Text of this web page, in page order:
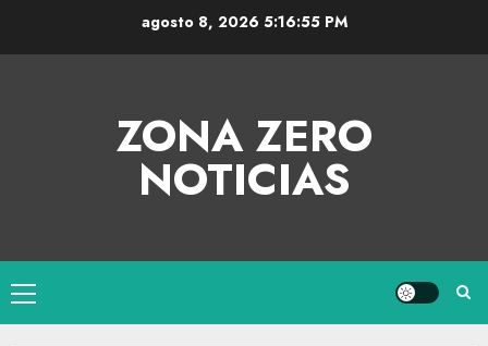
agosto 8, 2026 5:16:55 PM
ZONA ZERO
NOTICIAS